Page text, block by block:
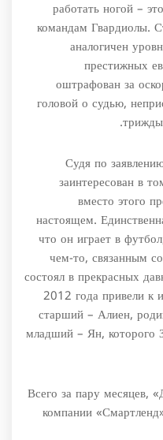
работать ногой –
командам Гвардиолы.
аналогичен
престижных
оштрафован за
головой о судью,
Судя по
заинтересован в
вместо этого
настоящем.
что он играет в
чем-то, связанным
состоял в прекрасных
2012 года привели к
старший – Алиен,
младший – Ян, которого
Всего за пару месяцев,
компании